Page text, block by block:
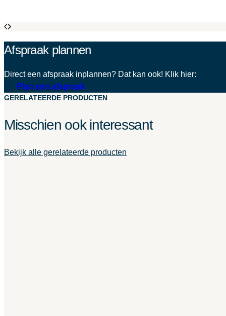
Afspraak plannen
Direct een afspraak inplannen? Dat kan ook! Klik hier:
Plan een afspraak
GERELATEERDE PRODUCTEN
Misschien ook interessant
Bekijk alle gerelateerde producten